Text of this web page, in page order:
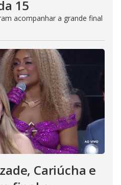
15
acompanhar a grande final
Cariúcha e